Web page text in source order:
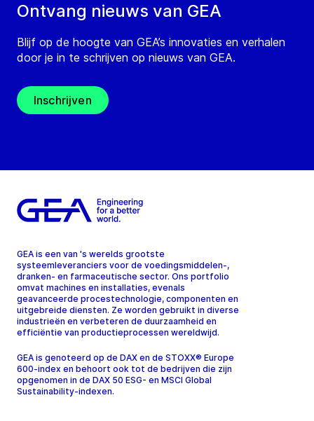
Ontvang nieuws van GEA
Blijf op de hoogte van GEA’s innovaties en verhalen
door je in te schrijven op nieuws van GEA.
Inschrijven
GEA is een van 's werelds grootste
systeemleveranciers voor de voedingsmiddelen-,
dranken- en farmaceutische sector. Ons portfolio
omvat machines en installaties, evenals
geavanceerde procestechnologie, componenten en
uitgebreide diensten. Ze worden gebruikt in diverse
industrieën en verbeteren de duurzaamheid en
efficiëntie van productieprocessen wereldwijd.
GEA is genoteerd op de DAX en de STOXX® Europe
600-index en behoort ook tot de bedrijven die zijn
opgenomen in de DAX 50 ESG- en MSCI Global
Sustainability-indexen.